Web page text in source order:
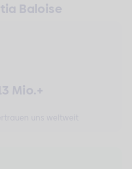
Baloise
Mio.+
uns weltweit